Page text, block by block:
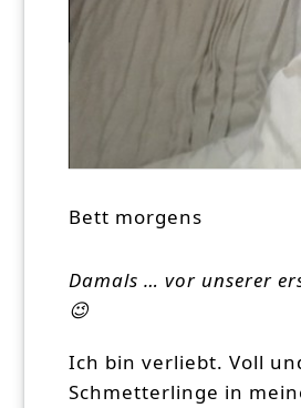
Bett morgens
Damals … vor unserer
😉
Ich bin verliebt. Voll
Schmetterlinge in